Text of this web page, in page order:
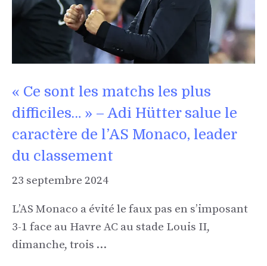
« Ce sont les matchs les plus
difficiles… » – Adi Hütter salue le
caractère de l’AS Monaco, leader
du classement
23 septembre 2024
L’AS Monaco a évité le faux pas en s’imposant
3-1 face au Havre AC au stade Louis II,
dimanche, trois …